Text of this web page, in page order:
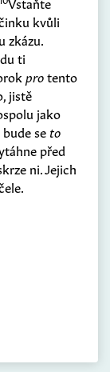
kvůli
zkázu.
ti
protento
jistě
jako
se to
před
ni. Jejich